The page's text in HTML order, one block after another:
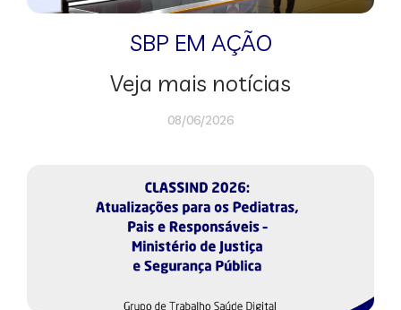
SBP EM AÇÃO
Veja mais notícias
08/06/2026